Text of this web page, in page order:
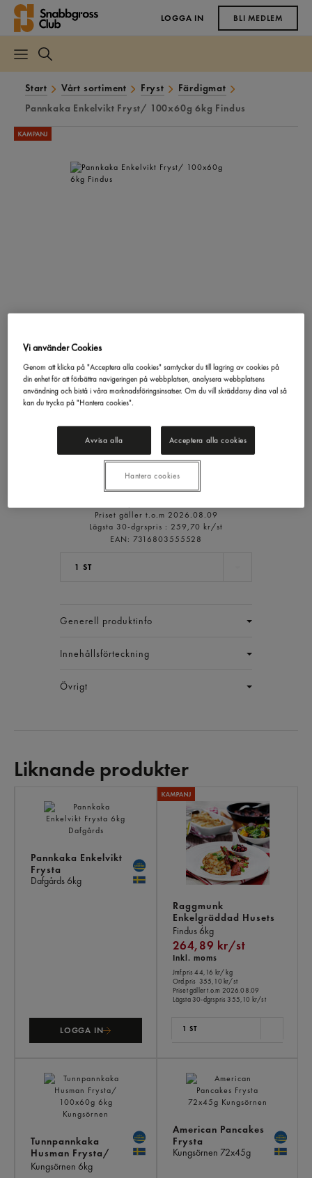
LOGGA IN BLI MEDLEM
Start Vårt sortiment Fryst
Färdigmat
Pannkaka Enkelvikt Fryst/ 100x60g 6kg Findus
Pannkaka Enkelvikt Fryst/
100x60g
Findus
190,69 kr/st
Inkl. moms
Jmf.pris : 31,79 kr /kg
Priset gäller t.o.m 2026.08.09
Lägsta 30-dgrspris : 259,70 kr/st
EAN: 7316803555528
1 ST
Generell produktinfo
Innehållsförteckning
Övrigt
Liknande produkter
Pannkaka Enkelvikt
Frysta
Dafgårds 6kg
LOGGA IN
Raggmunk
Enkelgräddad Husets
Fryst/ 100x60g
Findus 6kg
264,89 kr/st
Inkl. moms
Jmf.pris 44,16 kr/ kg
Ord.pris 355,10 kr/st
Priset gäller t.o.m 2026.08.09
Lägsta 30-dgrspris 355,10 kr/st
1 ST
Tunnpannkaka
Husman Frysta/
100x60g
Kungsörnen 6kg
American Pancakes
Frysta
Kungsörnen 72x45g
Vi använder Cookies
Genom att klicka på "Acceptera alla cookies" samtycker du till lagring av cookies på
din enhet för att förbättra navigeringen på webbplatsen, analysera webbplatsens
användning och bistå i våra marknadsföringsinsatser. Om du vill skräddarsy dina val så
kan du trycka på "Hantera cookies".
Avvisa alla Acceptera alla cookies
Hantera cookies